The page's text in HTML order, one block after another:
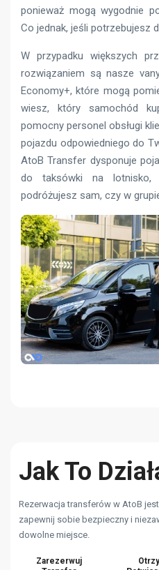
ponieważ mogą wygodnie
Co jednak, jeśli potrzebujesz
W przypadku większych
rozwiązaniem są nasze
Economy+, które mogą
wiesz, który samochód
pomocny personel obsługi
pojazdu odpowiedniego do
AtoB Transfer dysponuje
do taksówki na lotnisko,
podróżujesz sam, czy w
Jak To
Rezerwacja transferów w AtoB
zapewnij sobie bezpieczny i
dowolne miejsce.
Zarezerwuj